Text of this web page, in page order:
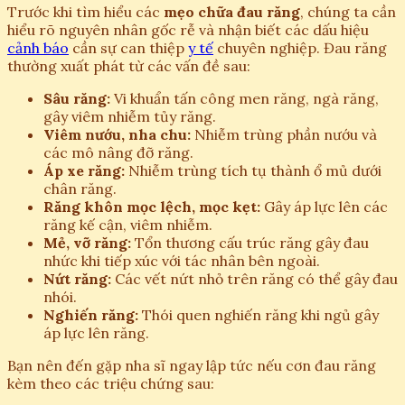
Trước khi tìm hiểu các mẹo chữa đau răng, chúng ta cần
hiểu rõ nguyên nhân gốc rễ và nhận biết các dấu hiệu
cảnh báo cần sự can thiệp y tế chuyên nghiệp. Đau răng
thường xuất phát từ các vấn đề sau:
Sâu răng: Vi khuẩn tấn công men răng, ngà răng,
gây viêm nhiễm tủy răng.
Viêm nướu, nha chu: Nhiễm trùng phần nướu và
các mô nâng đỡ răng.
Áp xe răng: Nhiễm trùng tích tụ thành ổ mủ dưới
chân răng.
Răng khôn mọc lệch, mọc kẹt: Gây áp lực lên các
răng kế cận, viêm nhiễm.
Mẻ, vỡ răng: Tổn thương cấu trúc răng gây đau
nhức khi tiếp xúc với tác nhân bên ngoài.
Nứt răng: Các vết nứt nhỏ trên răng có thể gây đau
nhói.
Nghiến răng: Thói quen nghiến răng khi ngủ gây
áp lực lên răng.
Bạn nên đến gặp nha sĩ ngay lập tức nếu cơn đau răng
kèm theo các triệu chứng sau: